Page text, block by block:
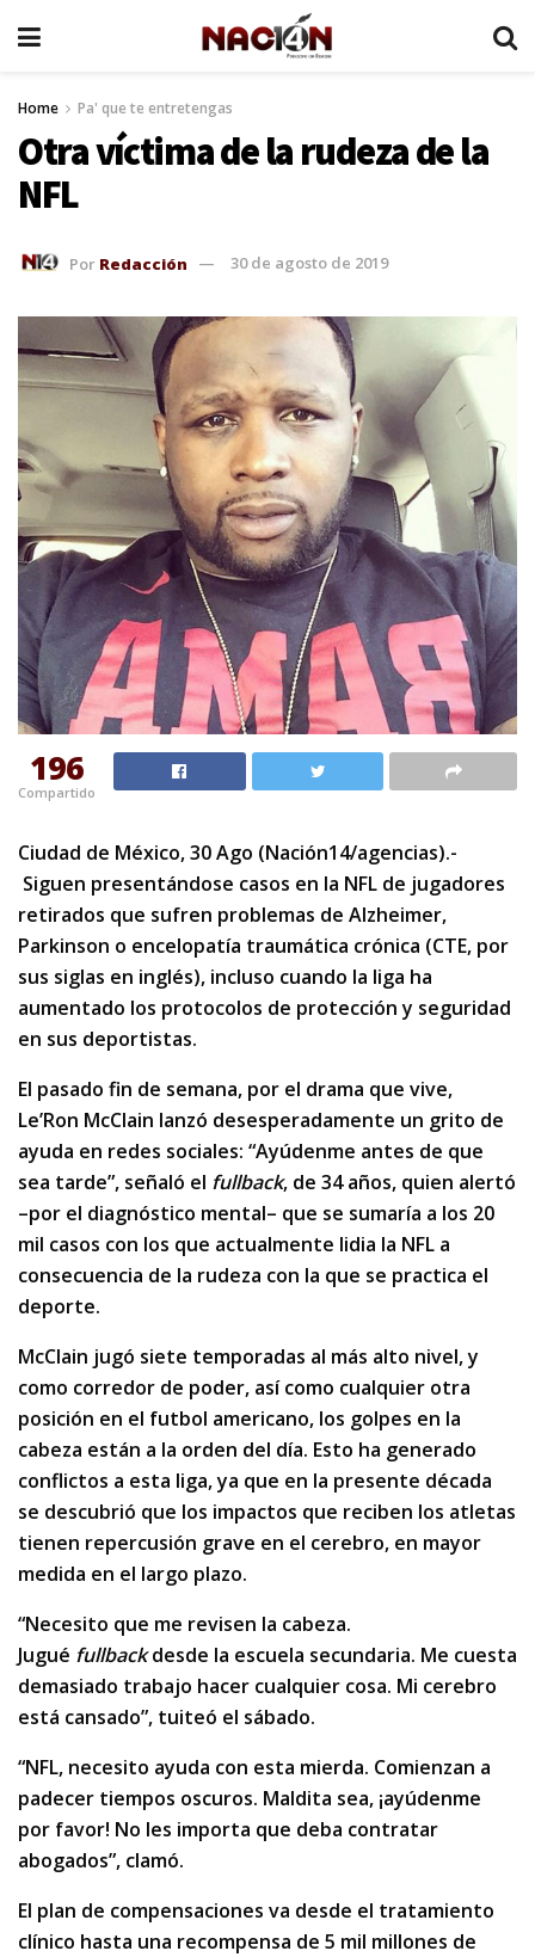
Home Pa' que te entretengas
Otra víctima de la rudeza de la
NFL
Por Redacción 30 de agosto de 2019
196
Compartido
Ciudad de México, 30 Ago (Nación14/agencias).-
Siguen presentándose casos en la NFL de jugadores
retirados que sufren problemas de Alzheimer,
Parkinson o encelopatía traumática crónica (CTE, por
sus siglas en inglés), incluso cuando la liga ha
aumentado los protocolos de protección y seguridad
en sus deportistas.
El pasado fin de semana, por el drama que vive,
Le’Ron McClain lanzó desesperadamente un grito de
ayuda en redes sociales: “Ayúdenme antes de que
sea tarde”, señaló el fullback, de 34 años, quien alertó
–por el diagnóstico mental– que se sumaría a los 20
mil casos con los que actualmente lidia la NFL a
consecuencia de la rudeza con la que se practica el
deporte.
McClain jugó siete temporadas al más alto nivel, y
como corredor de poder, así como cualquier otra
posición en el futbol americano, los golpes en la
cabeza están a la orden del día. Esto ha generado
conflictos a esta liga, ya que en la presente década
se descubrió que los impactos que reciben los atletas
tienen repercusión grave en el cerebro, en mayor
medida en el largo plazo.
“Necesito que me revisen la cabeza.
Jugué fullbackdesde la escuela secundaria. Me cuesta
demasiado trabajo hacer cualquier cosa. Mi cerebro
está cansado”, tuiteó el sábado.
“NFL, necesito ayuda con esta mierda. Comienzan a
padecer tiempos oscuros. Maldita sea, ¡ayúdenme
por favor! No les importa que deba contratar
abogados”, clamó.
El plan de compensaciones va desde el tratamiento
clínico hasta una recompensa de 5 mil millones de